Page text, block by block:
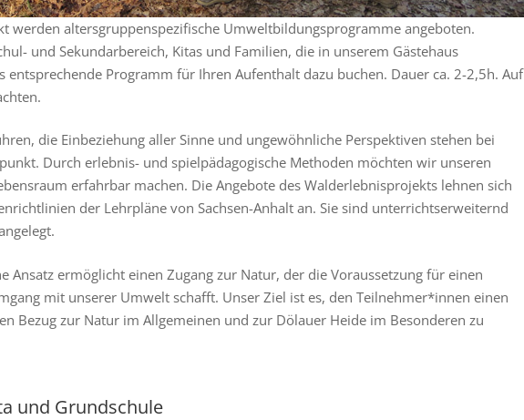
werden altersgruppenspezifische Umweltbildungsprogramme angeboten.
und Sekundarbereich, Kitas und Familien, die in unserem Gästehaus
entsprechende Programm für Ihren Aufenthalt dazu buchen. Dauer ca. 2-2,5h. Auf
die Einbeziehung aller Sinne und ungewöhnliche Perspektiven stehen bei
Durch erlebnis- und spielpädagogische Methoden möchten wir unseren
erfahrbar machen. Die Angebote des Walderlebnisprojekts lehnen sich
der Lehrpläne von Sachsen-Anhalt an. Sie sind unterrichtserweiternd
Ansatz ermöglicht einen Zugang zur Natur, der die Voraussetzung für einen
mit unserer Umwelt schafft. Unser Ziel ist es, den Teilnehmer*innen einen
Bezug zur Natur im Allgemeinen und zur Dölauer Heide im Besonderen zu
und Grundschule